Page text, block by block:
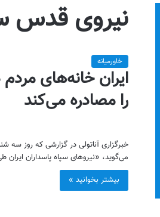
نیروی قدس
خاورمیانه
ایران خانه‌های مردم
را مصادره می‌کند
می‌گوید، «نیروهای سپاه پاسداران ایران
بیشتر بخوانید »